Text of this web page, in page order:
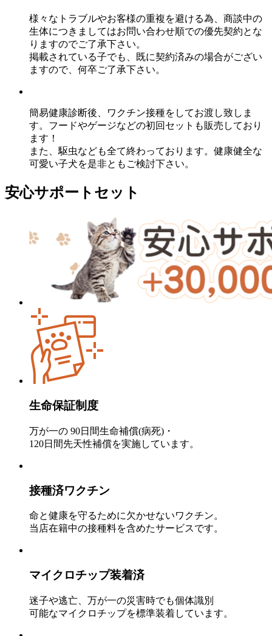
様々なトラブルやお客様の重複を避ける為、商談中の
生体につきましてはお問い合わせ順での優先契約とな
りますのでご了承下さい。
掲載されている子でも、既に契約済みの場合がござい
ますので、何卒ご了承下さい。
簡易健康診断後、ワクチン接種をしてお渡し致しま
す。フードやゲージなどの初回セットも販売しており
ます！
また、駆虫なども全て終わっております。健康健全な
可愛い子犬を是非ともご検討下さい。
安心サポートセット
生命保証制度
万が一の 90日間生命補償(病死)・
120日間先天性補償を実施しています。
接種済ワクチン
命と健康を守るために欠かせないワクチン。
当店在籍中の接種料を含めたサービスです。
マイクロチップ装着済
迷子や逃亡、万が一の災害時でも個体識別
可能なマイクロチップを標準装着しています。